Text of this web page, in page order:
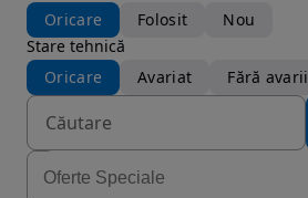
Oricare
Folosit
Nou
Stare tehnică
Oricare
Avariat Fără avarii